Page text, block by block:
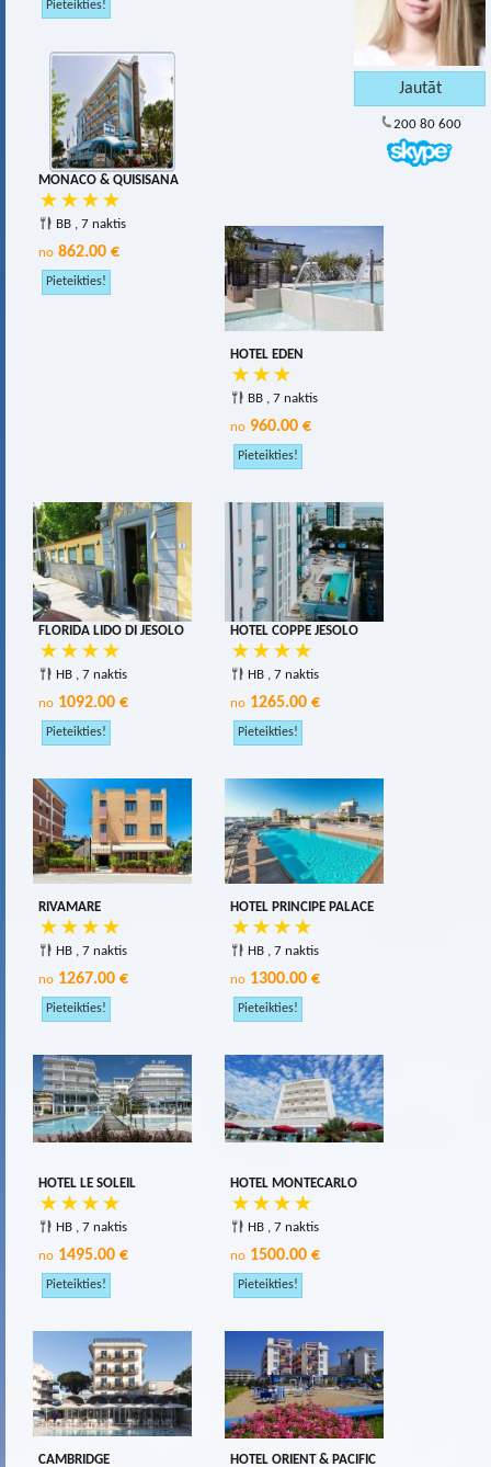
200 80 600
MONACO & QUISISANA
BB , 7 naktis
no 862.00 €
HOTEL EDEN
BB , 7 naktis
no 960.00 €
FLORIDA LIDO DI JESOLO
HB , 7 naktis
no 1092.00 €
HOTEL COPPE JESOLO
HB , 7 naktis
no 1265.00 €
RIVAMARE
HB , 7 naktis
no 1267.00 €
HOTEL PRINCIPE PALACE
HB , 7 naktis
no 1300.00 €
HOTEL LE SOLEIL
HB , 7 naktis
no 1495.00 €
HOTEL MONTECARLO
HB , 7 naktis
no 1500.00 €
CAMBRIDGE HOTEL ORIENT & PACIFIC